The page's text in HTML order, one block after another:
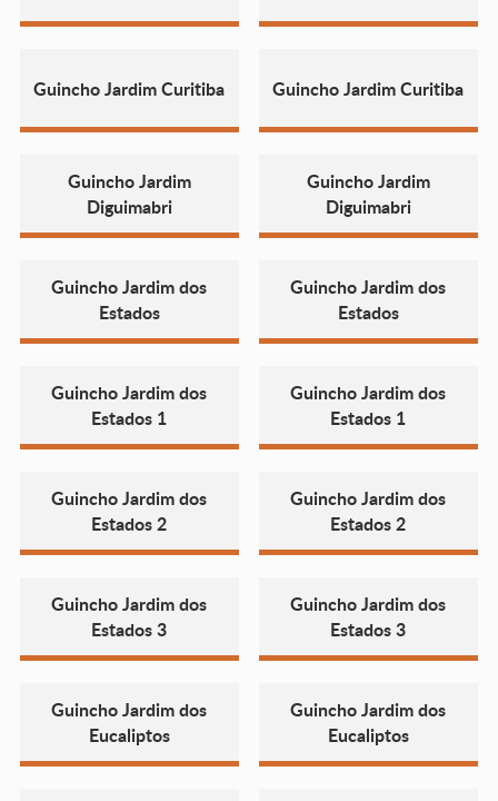
Guincho Jardim Curitiba Guincho Jardim Curitiba
Guincho Jardim
Diguimabri
Guincho Jardim
Diguimabri
Guincho Jardim dos
Estados
Guincho Jardim dos
Estados
Guincho Jardim dos
Estados 1
Guincho Jardim dos
Estados 1
Guincho Jardim dos
Estados 2
Guincho Jardim dos
Estados 2
Guincho Jardim dos
Estados 3
Guincho Jardim dos
Estados 3
Guincho Jardim dos
Eucaliptos
Guincho Jardim dos
Eucaliptos